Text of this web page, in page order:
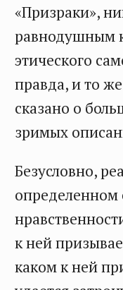
«Призраки»,
равнодушным
этического
правда, и то
сказано о
зримых
Безусловно,
определенном
к ней
каком к ней